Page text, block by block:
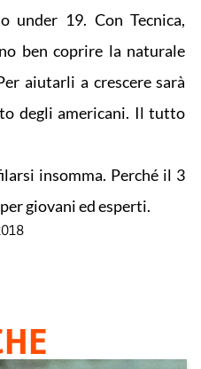
under 19. Con Tecnica,
ben coprire la naturale
aiutarli a crescere sarà
degli americani. Il tutto
insomma. Perché il 3
giovani ed esperti.